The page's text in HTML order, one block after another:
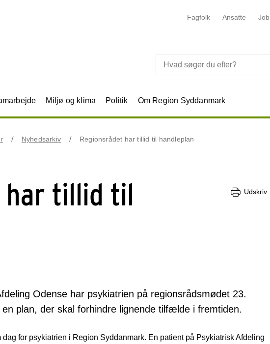
Fagfolk Ansatte Job
Miljø og klima Politik Om Region Syddanmark
Nyhedsarkiv Regionsrådet har tillid til handleplan
har tillid til
Udskriv
Odense har psykiatrien på regionsrådsmødet 23.
plan, der skal forhindre lignende tilfælde i fremtiden.
for psykiatrien i Region Syddanmark. En patient på Psykiatrisk Afdeling